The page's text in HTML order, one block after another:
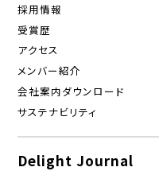
採用情報
受賞歴
アクセス
メンバー紹介
会社案内ダウンロード
サステナビリティ
Delight Journal